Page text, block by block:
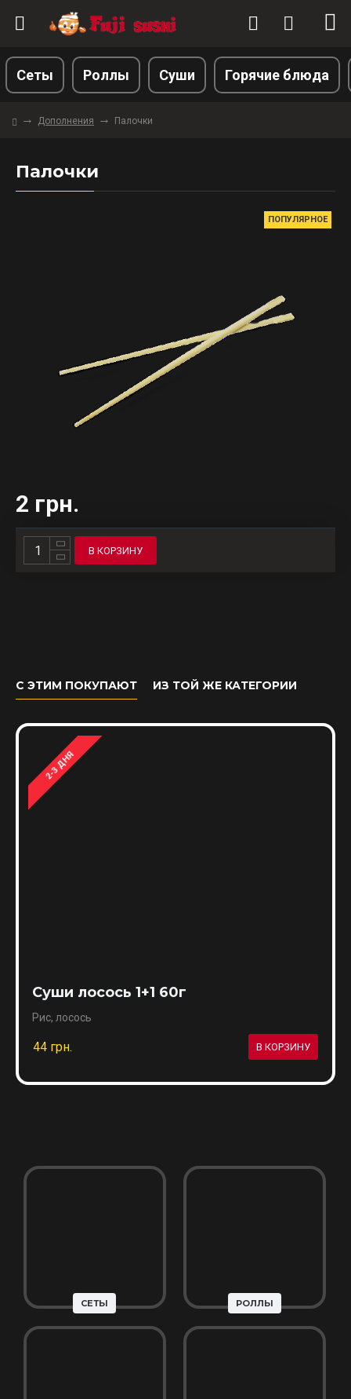
Сеты Роллы Суши Горячие блюда
Дополнения Палочки
Палочки
ПОПУЛЯРНОЕ
2 грн.
В КОРЗИНУ
С ЭТИМ ПОКУПАЮТ ИЗ ТОЙ ЖЕ КАТЕГОРИИ
2-3 ДНЯ
Суши лосось 1+1 60г
Рис, лосось
44 грн. В КОРЗИНУ
СЕТЫ РОЛЛЫ